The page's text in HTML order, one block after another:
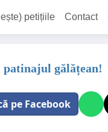
petițiile Contact
patinajul gălățean!
pe Facebook